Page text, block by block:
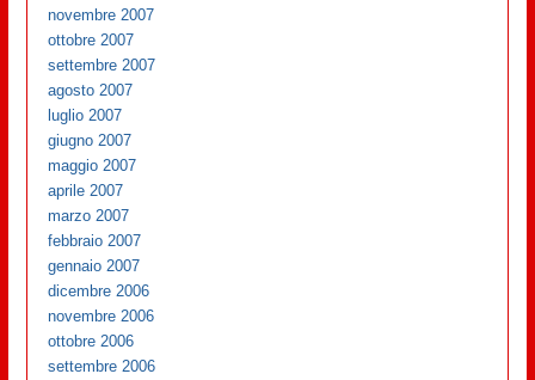
novembre 2007
ottobre 2007
settembre 2007
agosto 2007
luglio 2007
giugno 2007
maggio 2007
aprile 2007
marzo 2007
febbraio 2007
gennaio 2007
dicembre 2006
novembre 2006
ottobre 2006
settembre 2006